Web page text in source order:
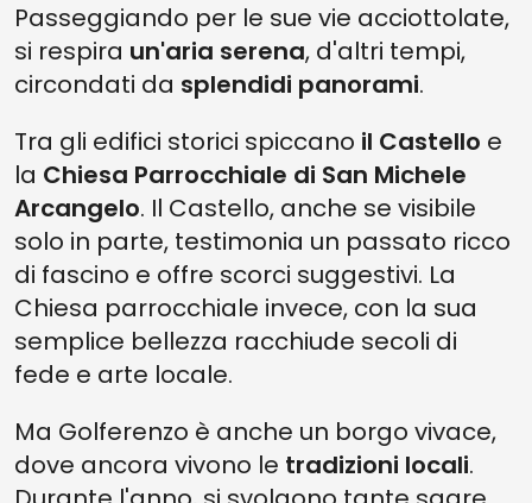
Passeggiando per le sue vie acciottolate,
si respira un'aria serena, d'altri tempi,
circondati da splendidi panorami.
Tra gli edifici storici spiccano il Castello e
la Chiesa Parrocchiale di San Michele
Arcangelo. Il Castello, anche se visibile
solo in parte, testimonia un passato ricco
di fascino e offre scorci suggestivi. La
Chiesa parrocchiale invece, con la sua
semplice bellezza racchiude secoli di
fede e arte locale.
Ma Golferenzo è anche un borgo vivace,
dove ancora vivono le tradizioni locali.